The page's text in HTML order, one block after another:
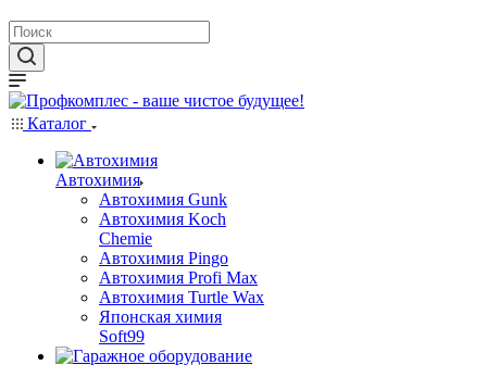
Каталог
Автохимия
Автохимия Gunk
Автохимия Koch
Chemie
Автохимия Pingo
Автохимия Profi Max
Автохимия Turtle Wax
Японская химия
Soft99